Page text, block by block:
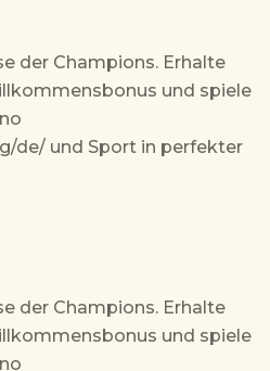
der Champions. Erhalte
und spiele
de/ und Sport in perfekter
der Champions. Erhalte
und spiele